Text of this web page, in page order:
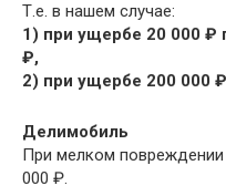
Т.е. в нашем случае:
1) при ущербе 20 000 ₽
₽,
2) при ущербе 200 000
Делимобиль
При мелком повреждении
000 ₽.